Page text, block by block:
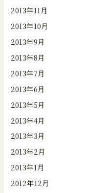
2013年11月
2013年10月
2013年9月
2013年8月
2013年7月
2013年6月
2013年5月
2013年4月
2013年3月
2013年2月
2013年1月
2012年12月